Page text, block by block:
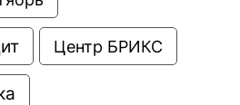
Центр БРИКС